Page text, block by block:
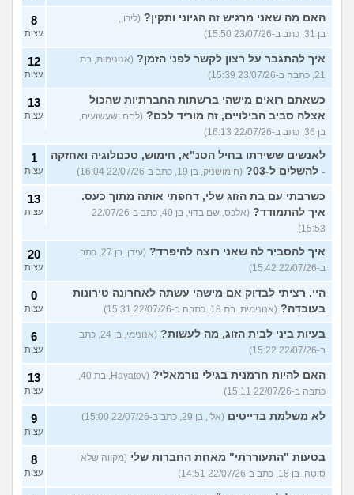
האם מה שאני מרגיש זה הגיוני ותקין? (לירון,
בן 31, כתב ב-23/07/26 15:50)
8
עצות
איך להתגבר על רצון לקשר לפני הזמן? (אנונימית, בת
21, כתבה ב-23/07/26 15:39)
12
עצות
כשאתם רואים מישהי ברשתות החברתיות שהכול
אצלה סביב הבילויים, זה מוריד לכם? (לחם ושעשועים,
בן 36, כתב ב-22/07/26 16:13)
13
עצות
לאנשים ששירתו בחיל הטנ"א, חימוש, טכנולוגיה ואחזקה
- להשלים ל-03?
(חימושניק, בן 19, כתב ב-22/07/26 16:04)
1
עצות
כשרבתי עם בת הזוג שלי, דחפתי אותה מתוך כעס.
איך להתמודד?
(אלכס, שם בדוי, בן 40, כתב ב-22/07/26
15:53)
13
עצות
איך להסביר לה שאני רוצה להיפרד?
(עידן, בן 27, כתב
ב-22/07/26 15:42)
20
עצות
היי. רציתי לבדוק אם מישהי עשתה לאחרונה טירונות
בעובדה? (אנונימית, בת 18, כתבה ב-22/07/26 15:31)
0
עצות
בעיות ביני לבית הזוג, מה לעשות?
(אנונימי, בן 24, כתב
ב-22/07/26 15:22)
6
עצות
האם להיות חרמנית בגילי נורמאלי?
(Hayatov, בת 40,
כתבה ב-22/07/26 15:11)
13
עצות
לא משלמת בדייטים (אלי, בן 29, כתב ב-22/07/26 15:00) 9
עצות
בטעות "התעוררתי" מאחת החברות שלי (מקווה שלא
סוטה, בן 18, כתב ב-22/07/26 14:51)
8
עצות